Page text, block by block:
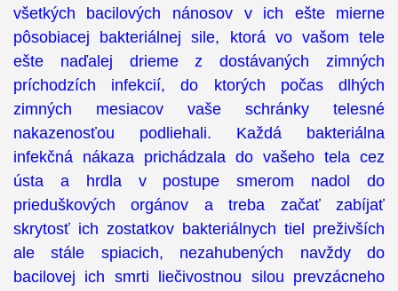
všetkých bacilových nánosov v ich ešte mierne
pôsobiacej bakteriálnej sile, ktorá vo vašom tele
ešte naďalej drieme z dostávaných zimných
príchodzích infekcií, do ktorých počas dlhých
zimných mesiacov vaše schránky telesné
nakazenosťou podliehali. Každá bakteriálna
infekčná nákaza prichádzala do vašeho tela cez
ústa a hrdla v postupe smerom nadol do
prieduškových orgánov a treba začať zabíjať
skrytosť ich zostatkov bakteriálnych tiel preživších
ale stále spiacich, nezahubených navždy do
bacilovej ich smrti liečivostnou silou prevzácneho